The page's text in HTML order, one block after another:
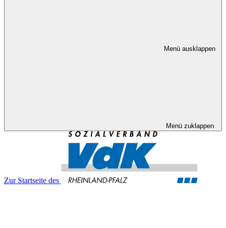
Menü ausklappen
Menü zuklappen
Zur Startseite des